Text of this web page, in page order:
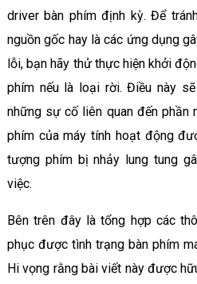
driver bàn phím định kỳ. Để
nguồn gốc hay là các ứng dụng
lỗi, bạn hãy thử thực hiện khởi
phím nếu là loại rời. Điều này
những sự cố liên quan đến phần
phím của máy tính hoạt động
tượng phím bị nhảy lung tung
việc.
Bên trên đây là tổng hợp các
phục được tình trạng bàn phím
Hi vọng rằng bài viết này được